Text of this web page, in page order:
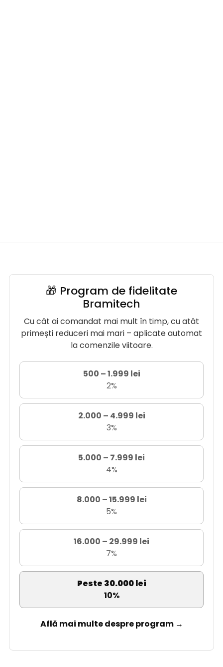
🎁 Program de fidelitate
Bramitech
Cu cât ai comandat mai mult în timp, cu atât
primești reduceri mai mari – aplicate automat
la comenzile viitoare.
500 – 1.999 lei
2%
2.000 – 4.999 lei
3%
5.000 – 7.999 lei
4%
8.000 – 15.999 lei
5%
16.000 – 29.999 lei
7%
Peste 30.000 lei
10%
Află mai multe despre program →